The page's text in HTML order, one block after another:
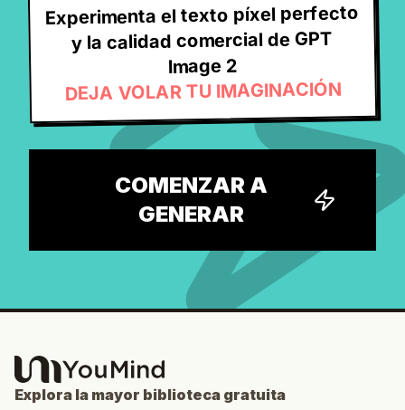
Experimenta el texto píxel perfecto
y la calidad comercial de GPT
Image 2
DEJA VOLAR TU IMAGINACIÓN
COMENZAR A
GENERAR
Explora la mayor biblioteca gratuita